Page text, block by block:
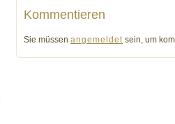
Kommentieren
Sie müssen angemeldet sein, um